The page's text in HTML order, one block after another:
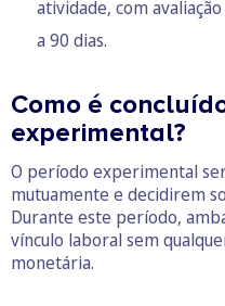
atividade, com
a 90 dias.
Como é
experimental?
O período experimental
mutuamente e decidirem
Durante este período,
vínculo laboral sem
monetária.